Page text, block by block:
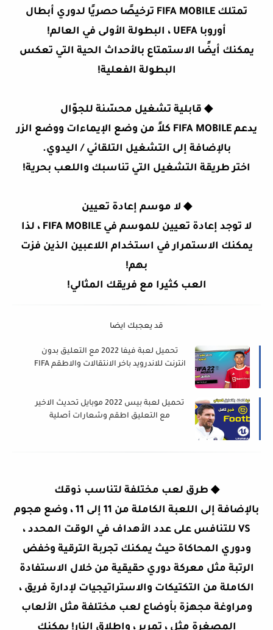
تمتلك FIFA MOBILE ترخيصًا حصريًا لدوري أبطال
أوروبا UEFA ، البطولة الأولى في العالم!
يمكنك أيضًا الاستمتاع بالأحداث الحية التي تعكس
البطولة الفعلية!
◆ قابلية تشغيل محسّنة للجوّال
يدعم FIFA MOBILE كلاً من وضع الإيماءات ووضع الزر
بالإضافة إلى التشغيل التلقائي / اليدوي.
اختر طريقة التشغيل التي تناسبك واللعب بحرية!
◆ لا موسم إعادة تعيين
لا توجد إعادة تعيين للموسم في FIFA MOBILE ، لذا
يمكنك الاستمرار في استخدام اللاعبين الذين فزت
بهم!
العب كثيرا مع فريقك المثالي!
قد يعجبك ايضا
تحميل لعبة فيفا 2022 مع التعليق بدون
انترنت للاندرويد باخر الانتقالات والاطقم FIFA
تحميل لعبة بيس 2022 موبايل تحديث الاخير
مع التعليق اطقم وشعارات أصلية
◆ طرق لعب مختلفة لتناسب ذوقك
بالإضافة إلى اللعبة الكاملة من 11 إلى 11 ، وضع هجوم
VS للتنافس على عدد الأهداف في الوقت المحدد ،
ودوري المحاكاة حيث يمكنك تجربة الترقية وخفض
الرتبة مثل معركة دوري حقيقية من خلال الاستفادة
الكاملة من التكتيكات والاستراتيجيات لإدارة فريق ،
ومراوغة مجهزة بأوضاع لعب مختلفة مثل الألعاب
المصغرة مثل ، تمرير ، وإطلاق النار! يمكنك